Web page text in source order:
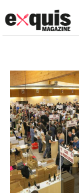
Hôtels
Recettes